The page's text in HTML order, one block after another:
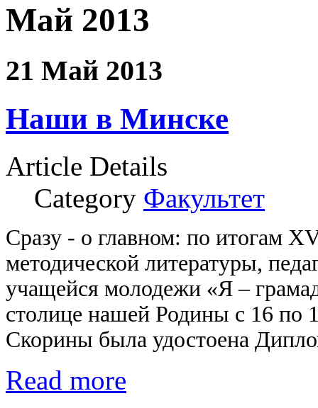
Май 2013
21 Май 2013
Наши в Минске
Article Details
Category Факультет
Cразу - о главном: по итогам
методической литературы,
учащейся молодежи «Я –
столице нашей Родины с 16
Скорины была удостоена
Read more